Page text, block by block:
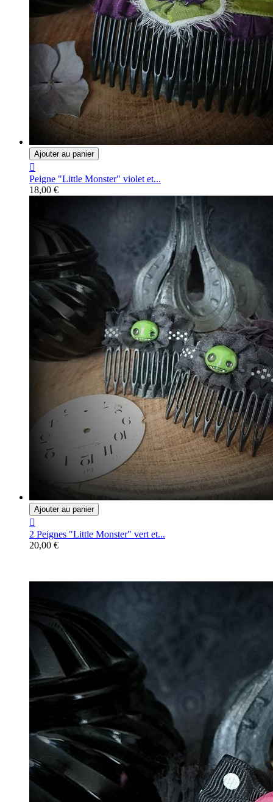
Ajouter au panier

Peigne "Little Monster" violet et...
18,00 €
Ajouter au panier

2 Peignes "Little Monster" vert et...
20,00 €